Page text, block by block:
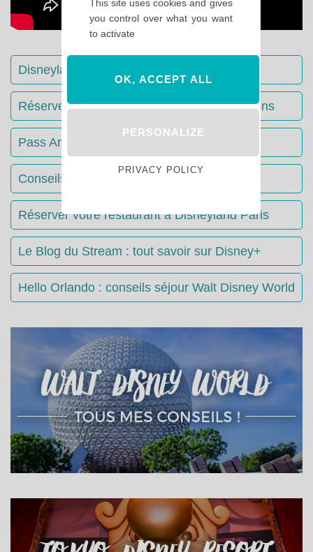
Disneyland Paris : Le guide complet
Réserver votre séjour : toutes les informations
Pass Annuels Disney : informations
Conseils & Astuces Disneyland Paris
Réserver votre restaurant à Disneyland Paris
Le Blog du Stream : tout savoir sur Disney+
Hello Orlando : conseils séjour Walt Disney World
This site uses cookies and gives
you control over what you want
to activate
OK, ACCEPT ALL
PERSONALIZE
PRIVACY POLICY